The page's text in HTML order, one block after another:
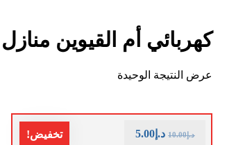
كهربائي أم القيوين منازل
عرض النتيجة الوحيدة
تخفيض! د.إ10.00 د.إ 5.00